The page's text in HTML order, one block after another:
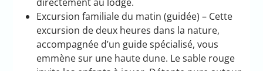
Excursion familiale du matin (guidée) – Cette
excursion de deux heures dans la nature,
accompagnée d’un guide spécialisé, vous
emmène sur une haute dune. Le sable rouge